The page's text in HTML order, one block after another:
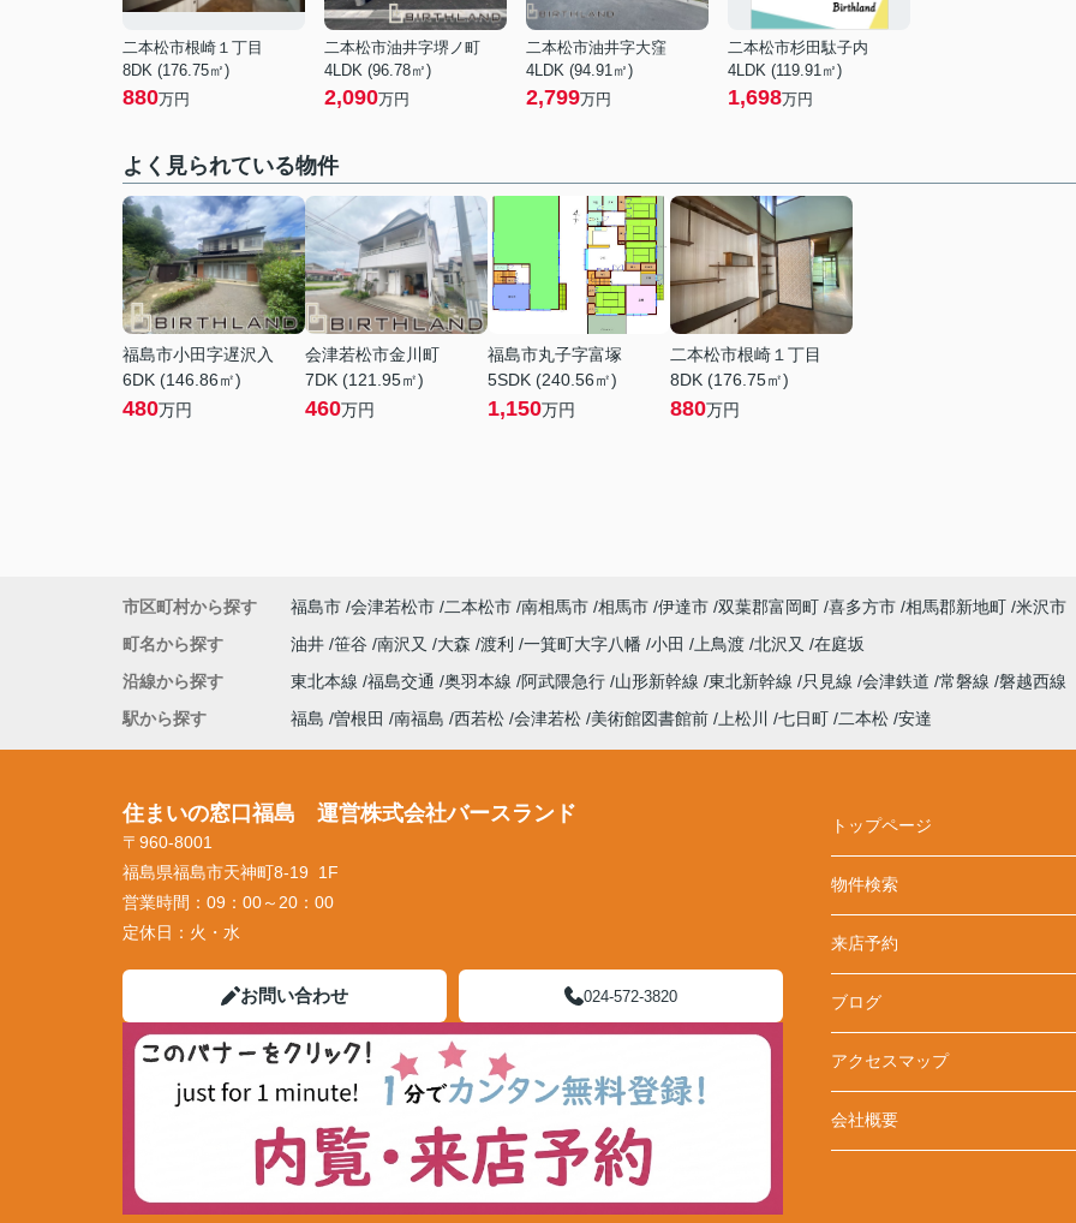
二本松市根崎１丁目
8DK (176.75㎡)
880万円
二本松市油井字堺ノ町
4LDK (96.78㎡)
2,090万円
二本松市油井字大窪
4LDK (94.91㎡)
2,799万円
二本松市杉田駄子内
4LDK (119.91㎡)
1,698万円
よく見られている物件
福島市小田字遅沢入
6DK (146.86㎡)
480万円
会津若松市金川町
7DK (121.95㎡)
460万円
福島市丸子字富塚
5SDK (240.56㎡)
1,150万円
二本松市根崎１丁目
8DK (176.75㎡)
880万円
市区町村から探す 福島市 会津若松市 二本松市 南相馬市 相馬市 伊達市 双葉郡富岡町 喜多方市 相馬郡新地町 米沢市
町名から探す
油井 笹谷 南沢又 大森 渡利 一箕町大字八幡 小田 上鳥渡 北沢又
在庭坂
沿線から探す
東北本線 福島交通 奥羽本線 阿武隈急行 山形新幹線 東北新幹線 只見線 会津鉄道 常磐線 磐越西線
駅から探す
福島 曽根田 南福島 西若松 会津若松 美術館図書館前 上松川 七日町 二本松 安達
住まいの窓口福島 運営株式会社バースランド
〒960-8001
福島県福島市天神町8-19 1F
営業時間： 09：00～20：00
定休日： 火・水
お問い合わせ 024-572-3820
トップページ
物件検索
来店予約
ブログ
アクセスマップ
会社概要